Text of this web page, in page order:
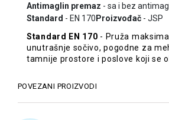
Antimaglin premaz - sa i bez
Standard - EN 170 Proizvođač - JSP
Standard EN 170 - Pruža
unutrašnje sočivo, pogodne za
tamnije prostore i poslove koji se
POVEZANI PROIZVODI